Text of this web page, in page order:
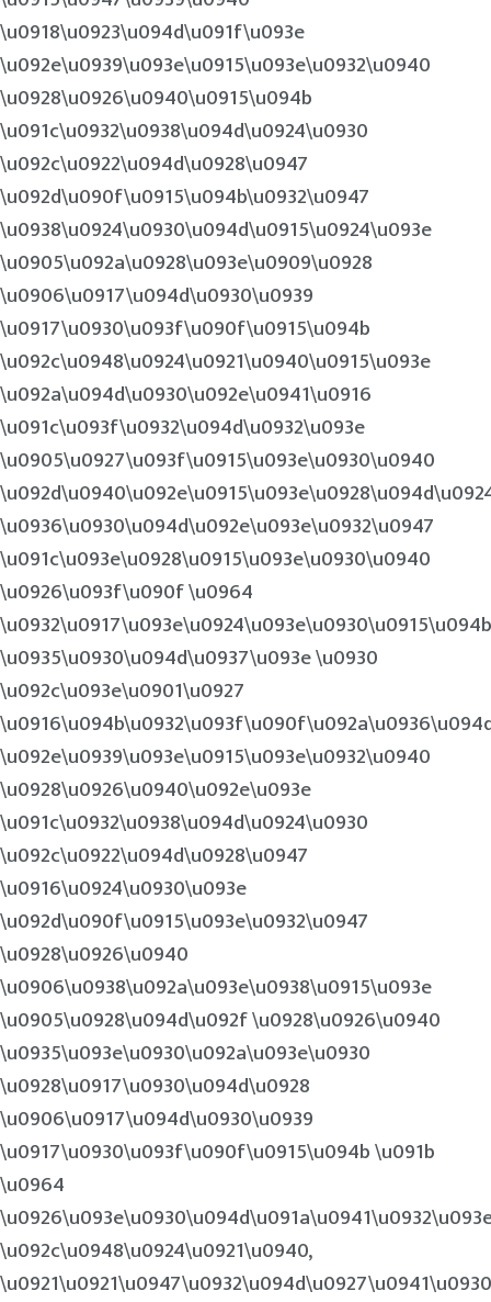
\u0918\u0923\u094d\u091f\u093e
\u092e\u0939\u093e\u0915\u093e\u0932\u0940
\u0928\u0926\u0940\u0915\u094b
\u091c\u0932\u0938\u094d\u0924\u0930
\u092c\u0922\u094d\u0928\u0947
\u092d\u090f\u0915\u094b\u0932\u0947
\u0938\u0924\u0930\u094d\u0915\u0924\u093e
\u0905\u092a\u0928\u093e\u0909\u0928
\u0906\u0917\u094d\u0930\u0939
\u0917\u0930\u093f\u090f\u0915\u094b
\u092c\u0948\u0924\u0921\u0940\u0915\u093e
\u092a\u094d\u0930\u092e\u0941\u0916
\u091c\u093f\u0932\u094d\u0932\u093e
\u0905\u0927\u093f\u0915\u093e\u0930\u0940
\u0936\u0930\u094d\u092e\u093e\u0932\u0947
\u091c\u093e\u0928\u0915\u093e\u0930\u0940
\u0926\u093f\u090f \u0964
\u0932\u0917\u093e\u0924\u093e\u0930\u0915\u094b
\u0935\u0930\u094d\u0937\u093e \u0930
\u092c\u093e\u0901\u0927
\u092e\u0939\u093e\u0915\u093e\u0932\u0940
\u0928\u0926\u0940\u092e\u093e
\u091c\u0932\u0938\u094d\u0924\u0930
\u092c\u0922\u094d\u0928\u0947
\u0916\u0924\u0930\u093e
\u092d\u090f\u0915\u093e\u0932\u0947
\u0928\u0926\u0940
\u0906\u0938\u092a\u093e\u0938\u0915\u093e
\u0905\u0928\u094d\u092f \u0928\u0926\u0940
\u0935\u093e\u0930\u092a\u093e\u0930
\u0928\u0917\u0930\u094d\u0928
\u0906\u0917\u094d\u0930\u0939
\u0917\u0930\u093f\u090f\u0915\u094b \u091b
\u0964
\u092c\u0948\u0924\u0921\u0940,